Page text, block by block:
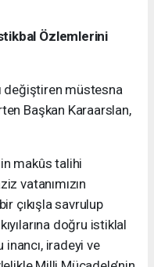
Özlemlerini
değiştiren müstesna
Başkan Karaarslan,
makûs talihi
vatanımızın
çıkışla savrulup
doğru istiklal
inancı, iradeyi ve